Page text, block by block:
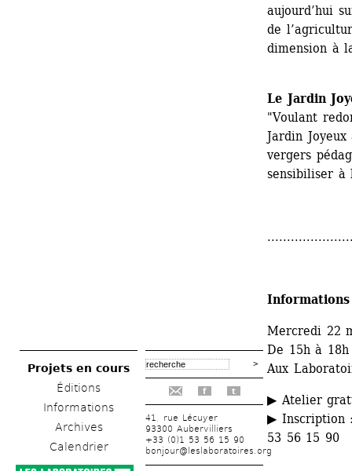
Projets en cours
Éditions
Informations
Archives
Calendrier
f t
41, rue Lécuyer
93300 Aubervilliers
+33 (0)1 53 56 15 90
bonjour@leslaboratoires.org
aujourd’hui
de
dimension à
Le Jardin
"Voulant
Jardin
vergers
sensibiliser
Mercredi 22
De 15h à 18h
Aux
▶ Atelier
▶
53 56 15 90